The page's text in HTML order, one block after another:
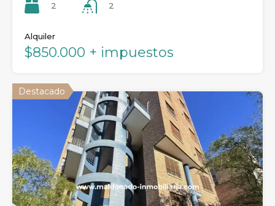
2
2
Alquiler
$850.000 + impuestos
Destacado